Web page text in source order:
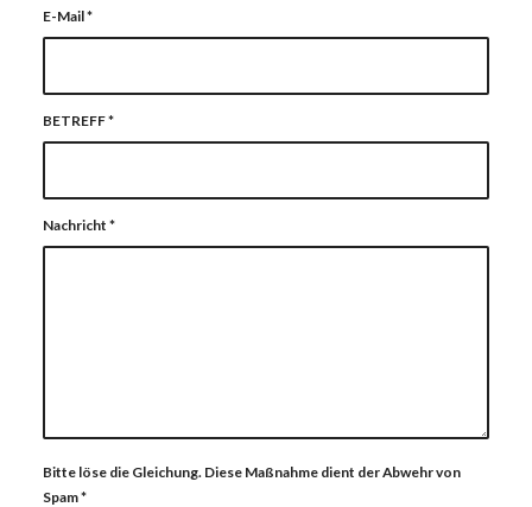
E-Mail*
BETREFF*
Nachricht *
Bitte löse die Gleichung. Diese Maßnahme dient der Abwehr von
Spam*